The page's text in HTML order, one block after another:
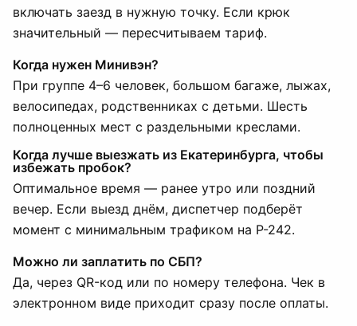
включать заезд в нужную точку. Если крюк
значительный — пересчитываем тариф.
Когда нужен Минивэн?
При группе 4–6 человек, большом багаже, лыжах,
велосипедах, родственниках с детьми. Шесть
полноценных мест с раздельными креслами.
Когда лучше выезжать из Екатеринбурга, чтобы
избежать пробок?
Оптимальное время — ранее утро или поздний
вечер. Если выезд днём, диспетчер подберёт
момент с минимальным трафиком на Р-242.
Можно ли заплатить по СБП?
Да, через QR-код или по номеру телефона. Чек в
электронном виде приходит сразу после оплаты.